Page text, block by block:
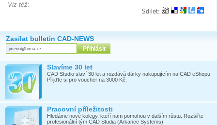
Sdílet:
Viz též:
Zasílat bulletin CAD-NEWS
Slavíme 30 let
CAD Studio slaví 30 let a rozdává dárky nakupujícím na CAD eShopu.
Přijďte si pro voucher na 3000 Kč.
Pracovní příležitosti
Hledáme nové kolegy, kteří nám pomohou v dalším růstu. Rozšiřte
profesionální tým CAD Studia (Arkance Systems).